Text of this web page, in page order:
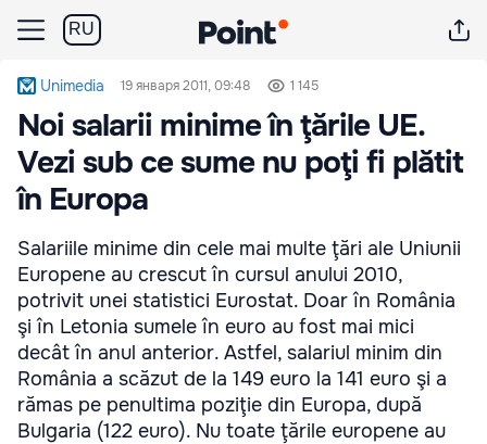
RU
Unimedia 19 января 2011, 09:48 1 145
Noi salarii minime în ţările UE.
Vezi sub ce sume nu poţi fi plătit
în Europa
Salariile minime din cele mai multe ţări ale Uniunii
Europene au crescut în cursul anului 2010,
potrivit unei statistici Eurostat. Doar în România
şi în Letonia sumele în euro au fost mai mici
decât în anul anterior. Astfel, salariul minim din
România a scăzut de la 149 euro la 141 euro şi a
rămas pe penultima poziţie din Europa, după
Bulgaria (122 euro). Nu toate ţările europene au